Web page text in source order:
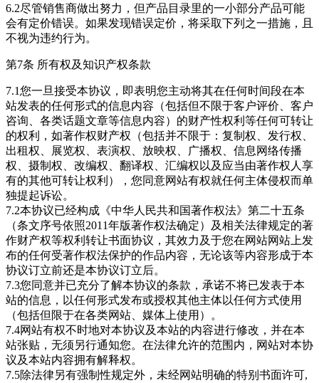
6.2尽管销售商做出努力，但产品目录里的一小部分产品可能
会有定价错误。如果发现错误定价，将采取下列之一措施，且
不视为违约行为。
第7条 所有权及知识产权条款
7.1您一旦接受本协议，即表明您主动将其在任何时间段在本
站发表的任何形式的信息内容（包括但不限于客户评价、客户
咨询、各类话题文章等信息内容）的财产性权利等任何可转让
的权利，如著作权财产权（包括并不限于：复制权、发行权、
出租权、展览权、表演权、放映权、广播权、信息网络传播
权、摄制权、改编权、翻译权、汇编权以及应当由著作权人享
有的其他可转让权利），您同意网站有权就任何主体侵权而单
独提起诉讼。
7.2本协议已经构成《中华人民共和国著作权法》第二十五条
（条文序号依照2011年版著作权法确定）及相关法律规定的著
作财产权等权利转让书面协议，其效力及于您在网站网站上发
布的任何受著作权法保护的作品内容，无论该等内容形成于本
协议订立前还是本协议订立后。
7.3您同意并已充分了解本协议的条款，承诺不将已发表于本
站的信息，以任何形式发布或授权其他主体以任何方式使用
（包括但限于在各类网站、媒体上使用）。
7.4网站有权不时地对本协议及本站的内容进行修改，并在本
站张贴，无须另行通知您。在法律允许的范围内，网站对本协
议及本站内容拥有解释权。
7.5除法律另有强制性规定外，未经网站明确的特别书面许可,